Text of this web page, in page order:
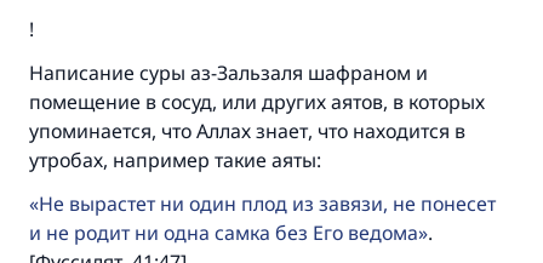
!
Написание суры аз-Зальзаля шафраном и
помещение в сосуд, или других аятов, в которых
упоминается, что Аллах знает, что находится в
утробах, например такие аяты:
Не вырастет ни один плод из завязи, не понесет
и не родит ни одна самка без Его ведома .